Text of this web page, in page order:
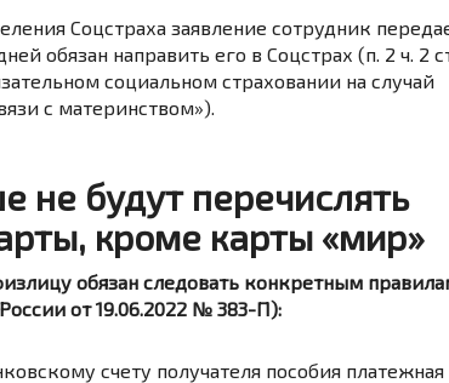
Соцстраха заявление сотрудник
обязан направить его в Соцстрах (п. 2 ч. 2
социальном страховании на случай
с материнством»).
не будут перечислять
кроме карты «мир»
обязан следовать конкретным
от 19.06.2022 № 383-П):
счету получателя пособия платежная